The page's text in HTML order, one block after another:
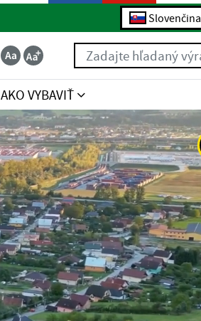
Slovenčina
Zadajte hľadaný výraz
AKO VYBAVIŤ